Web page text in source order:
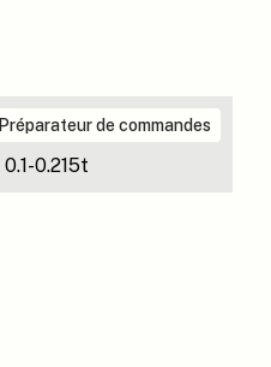
Préparateur de commandes